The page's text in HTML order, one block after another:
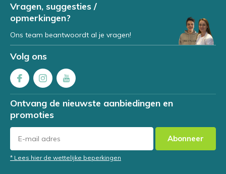
Vragen, suggesties /
opmerkingen?
Ons team beantwoordt al je vragen!
Volg ons
Ontvang de nieuwste aanbiedingen en
promoties
Abonneer
* Lees hier de wettelijke beperkingen